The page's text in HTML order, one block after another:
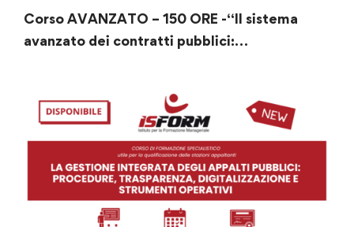
Corso AVANZATO – 150 ORE -“Il sistema
avanzato dei contratti pubblici: